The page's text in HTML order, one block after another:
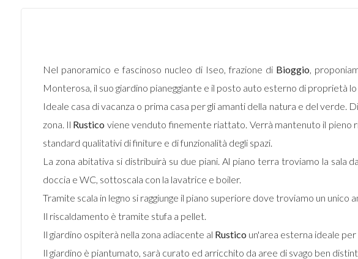
Nel panoramico e fascinoso nucleo di Iseo, frazione di Bioggio,
Monterosa, il suo giardino pianeggiante e il posto auto esterno di proprietà
Ideale casa di vacanza o prima casa per gli amanti della natura e del
zona. Il Rustico viene venduto finemente riattato. Verrà mantenuto il pieno
standard qualitativi di finiture e di funzionalità degli spazi.
La zona abitativa si distribuirà su due piani. Al piano terra troviamo la sala
doccia e WC, sottoscala con la lavatrice e boiler.
Tramite scala in legno si raggiunge il piano superiore dove troviamo un unico
Il riscaldamento è tramite stufa a pellet.
Il giardino ospiterà nella zona adiacente al Rustico un'area esterna ideale
Il giardino è piantumato, sarà curato ed arricchito da aree di svago ben